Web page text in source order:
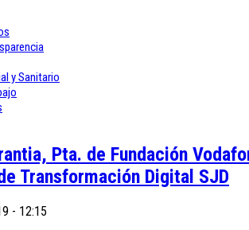
y Sanitario
Pta. de Fundación
Transformación Digital SJD
- 12:15